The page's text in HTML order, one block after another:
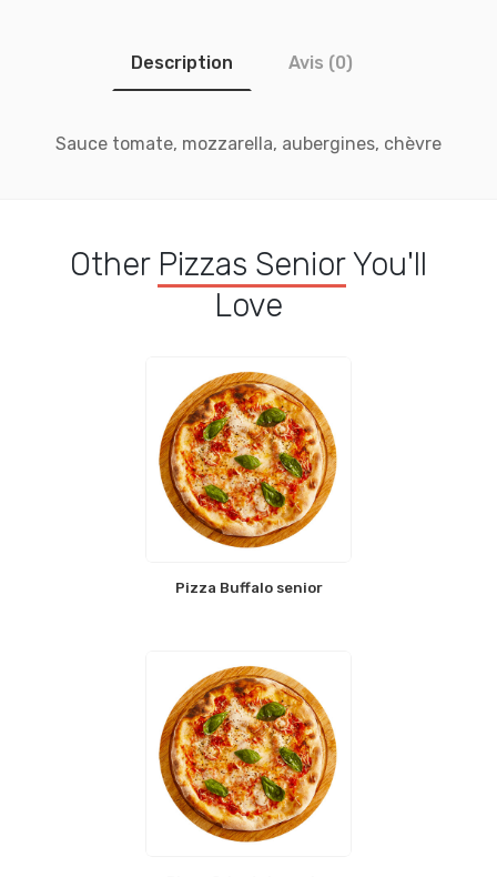
Description Avis (0)
Sauce tomate, mozzarella, aubergines, chèvre
Other Pizzas Senior You'll
Love
Pizza Buffalo senior